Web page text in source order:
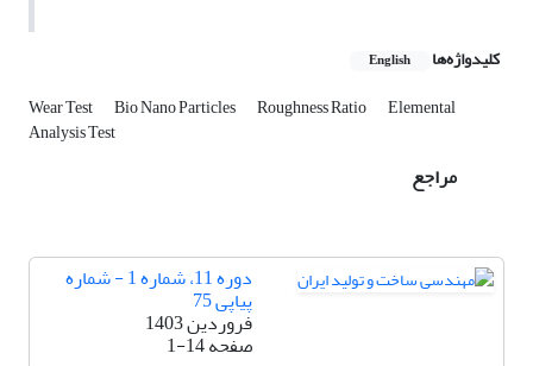
کلیدواژه‌ها English
Wear Test Bio Nano Particles Roughness Ratio Elemental
Analysis Test
مراجع
دوره 11، شماره 1 - شماره
پیاپی 75
فروردین 1403
صفحه1-14